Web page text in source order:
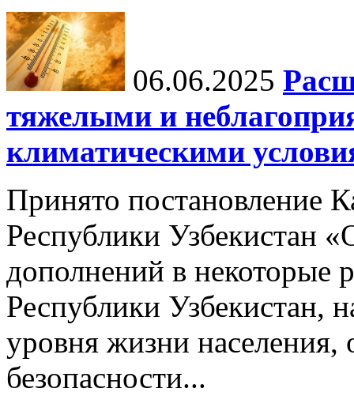
06.06.2025
тяжелыми и
климатическими
Принято постановление
Республики Узбекистан
дополнений в некоторые
Республики Узбекистан,
уровня жизни населения,
безопасности...